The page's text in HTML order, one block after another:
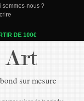
sommes-nous ?
DE 100€
Art
sur mesure